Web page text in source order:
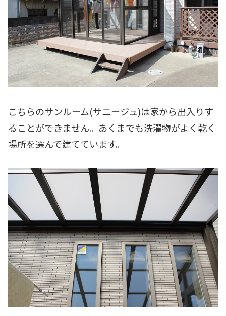
こちらのサンルーム(サニージュ)は家から出入りす
ることができません。あくまでも洗濯物がよく乾く
場所を選んで建てています。